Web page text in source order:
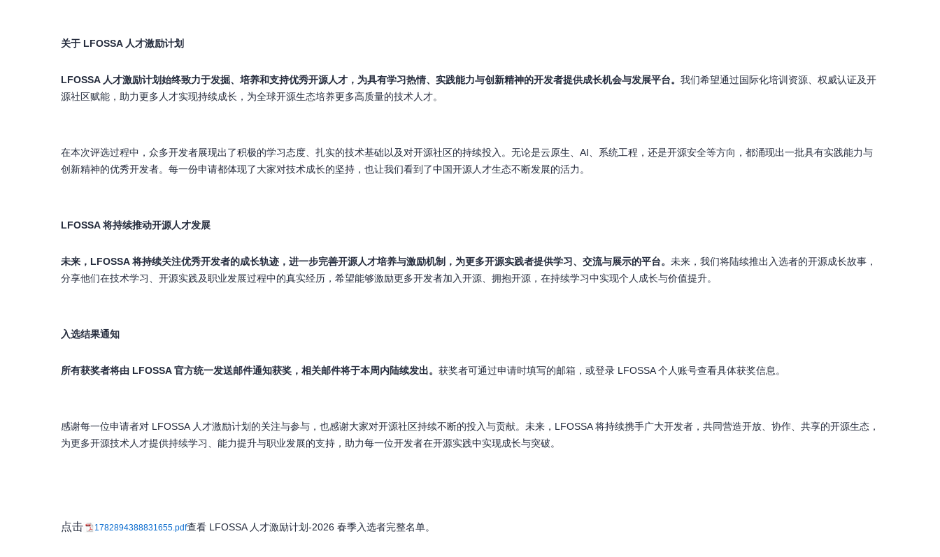
关于 LFOSSA 人才激励计划
LFOSSA 人才激励计划始终致力于发掘、培养和支持优秀开源人才，为具有学习热情、实践能力与创新精神的开发者提供成长机会与发展平台。 我们希望通过国际化培训资源、权威认证及开
源社区赋能，助力更多人才实现持续成长，为全球开源生态培养更多高质量的技术人才。
在本次评选过程中，众多开发者展现出了积极的学习态度、扎实的技术基础以及对开源社区的持续投入。无论是云原生、AI、系统工程，还是开源安全等方向，都涌现出一批具有实践能力与
创新精神的优秀开发者。每一份申请都体现了大家对技术成长的坚持，也让我们看到了中国开源人才生态不断发展的活力。
LFOSSA 将持续推动开源人才发展
未来，LFOSSA 将持续关注优秀开发者的成长轨迹，进一步完善开源人才培养与激励机制，为更多开源实践者提供学习、交流与展示的平台。 未来，我们将陆续推出入选者的开源成长故事，
分享他们在技术学习、开源实践及职业发展过程中的真实经历，希望能够激励更多开发者加入开源、拥抱开源，在持续学习中实现个人成长与价值提升。
入选结果通知
所有获奖者将由 LFOSSA 官方统一发送邮件通知获奖，相关邮件将于本周内陆续发出。 获奖者可通过申请时填写的邮箱，或登录 LFOSSA 个人账号查看具体获奖信息。
感谢每一位申请者对 LFOSSA 人才激励计划的关注与参与，也感谢大家对开源社区持续不断的投入与贡献。未来，LFOSSA 将持续携手广大开发者，共同营造开放、协作、共享的开源生态，
为更多开源技术人才提供持续学习、 能力提升与职业发展的支持，助力每一位开发者在开源实践中实现成长与突破。
点击 1782894388831655.pdf查看 LFOSSA 人才激励计划-2026 春季入选者完整名单。